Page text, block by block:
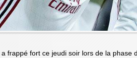
a frappé fort ce jeudi soir lors de la phase